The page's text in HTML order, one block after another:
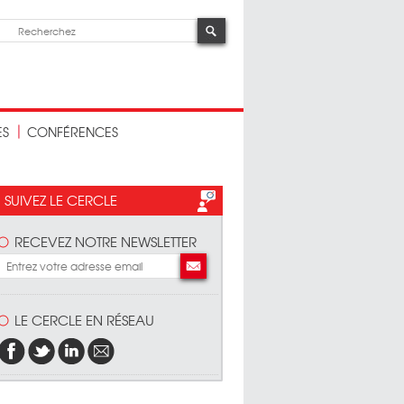
CONFÉRENCES
SUIVEZ LE CERCLE
RECEVEZ NOTRE NEWSLETTER
LE CERCLE EN RÉSEAU